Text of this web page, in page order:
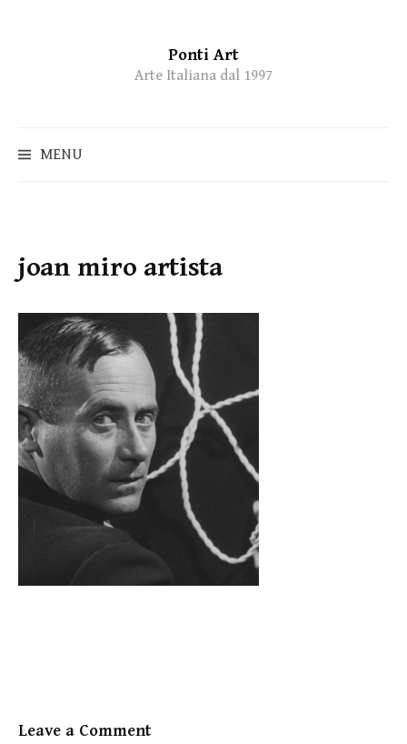
Ponti Art
Arte Italiana dal 1997
MENU
joan miro artista
Leave a Comment